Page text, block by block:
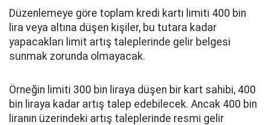
Düzenlemeye göre toplam kredi kartı limiti 400 bin
lira veya altına düşen kişiler, bu tutara kadar
yapacakları limit artış taleplerinde gelir belgesi
sunmak zorunda olmayacak.
Örneğin limiti 300 bin liraya düşen bir kart sahibi, 400
bin liraya kadar artış talep edebilecek. Ancak 400 bin
liranın üzerindeki artış taleplerinde resmi gelir